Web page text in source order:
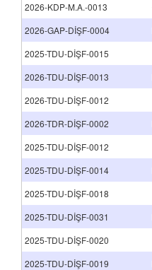
2026-KDP-M.A.-0013
2026-GAP-DİŞF-0004
2025-TDU-DİŞF-0015
2026-TDU-DİŞF-0013
2026-TDU-DİŞF-0012
2026-TDR-DİŞF-0002
2025-TDU-DİŞF-0012
2025-TDU-DİŞF-0014
2025-TDU-DİŞF-0018
2025-TDU-DİŞF-0031
2025-TDU-DİŞF-0020
2025-TDU-DİŞF-0019